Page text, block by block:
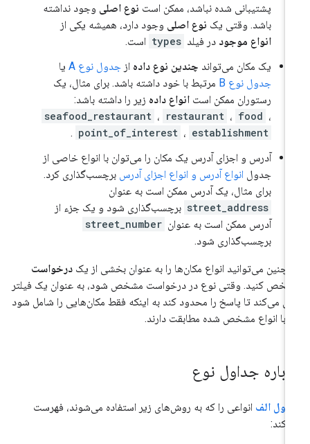
پشتیبانی شده نباشد، ممکن استنوع اصلیوجود نداشته
باشد. وقتی یک نوع اصلیوجود دارد، همیشه یکی از
انواع موجوددر فیلد types است.
یک مکان می‌تواندچندین نوع دادهازجدول نوع A
یا
جدول نوع B
مرتبط با خود داشته باشد. برای مثال، یک
رستوران ممکن استانواع دادهزیر را داشته باشد:
seafood_restaurant ، restaurant ، food
point_of_interest ، establishment
.
آدرس و اجزای آدرس یک مکان را می‌توان با انواع خاصی از
جدولانواع آدرس و انواع اجزای آدرسبرچسب‌گذاری کرد.
برای مثال، یک آدرس ممکن است به عنوان
street_address برچسب‌گذاری شود و یک جزء از
آدرس ممکن است به عنوان street_number
برچسب‌گذاری شود.
می‌توانید انواع مکان‌ها را به عنوان بخشی از یک درخواست
کنید. وقتی نوع در درخواست مشخص شود، به عنوان یک فیلتر
می‌کند تا پاسخ را محدود کند به اینکه فقط مکان‌هایی را شامل شود
با انواع مشخص شده مطابقت دارند.
جداول نوع
الف انواعی را که به روش‌های زیر استفاده می‌شوند، فهرست